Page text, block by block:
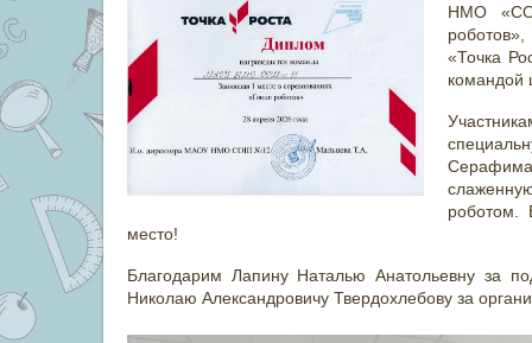
НМО
«Точка
роботом.
место!
Благодарим Лапину Наталью Анатольевну за
Николаю Александровичу Твердохлебову за